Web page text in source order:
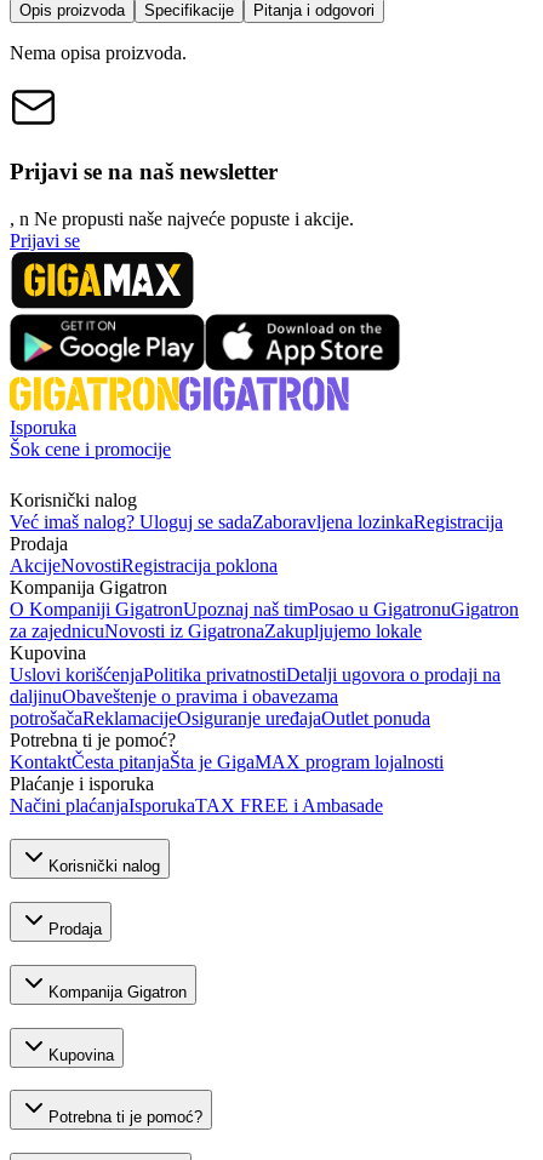
Opis proizvoda Specifikacije Pitanja i odgovori
Nema opisa proizvoda.
Prijavi se na naš newsletter
, n Ne propusti naše najveće popuste i akcije.
Prijavi se
Isporuka
Šok cene i promocije
Korisnički nalog
Već imaš nalog? Uloguj se sadaZaboravljena lozinkaRegistracija
Prodaja
AkcijeNovostiRegistracija poklona
Kompanija Gigatron
O Kompaniji GigatronUpoznaj naš timPosao u GigatronuGigatron
za zajednicuNovosti iz GigatronaZakupljujemo lokale
Kupovina
Uslovi korišćenjaPolitika privatnostiDetalji ugovora o prodaji na
daljinuObaveštenje o pravima i obavezama
potrošačaReklamacijeOsiguranje uređajaOutlet ponuda
Potrebna ti je pomoć?
KontaktČesta pitanjaŠta je GigaMAX program lojalnosti
Plaćanje i isporuka
Načini plaćanjaIsporukaTAX FREE i Ambasade
Korisnički nalog
Prodaja
Kompanija Gigatron
Kupovina
Potrebna ti je pomoć?